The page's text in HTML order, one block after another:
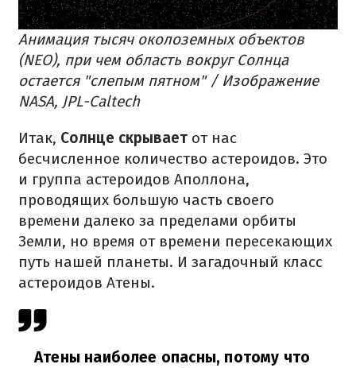
Анимация тысяч околоземных объектов
(NEO), при чем область вокруг Солнца
остается "слепым пятном" / Изображение
NASA, JPL-Caltech
Итак, Солнце скрывает от нас
бесчисленное количество астероидов. Это
и группа астероидов Аполлона,
проводящих большую часть своего
времени далеко за пределами орбиты
Земли, но время от времени пересекающих
путь нашей планеты. И загадочный класс
астероидов Атены.
Атены наиболее опасны, потому что